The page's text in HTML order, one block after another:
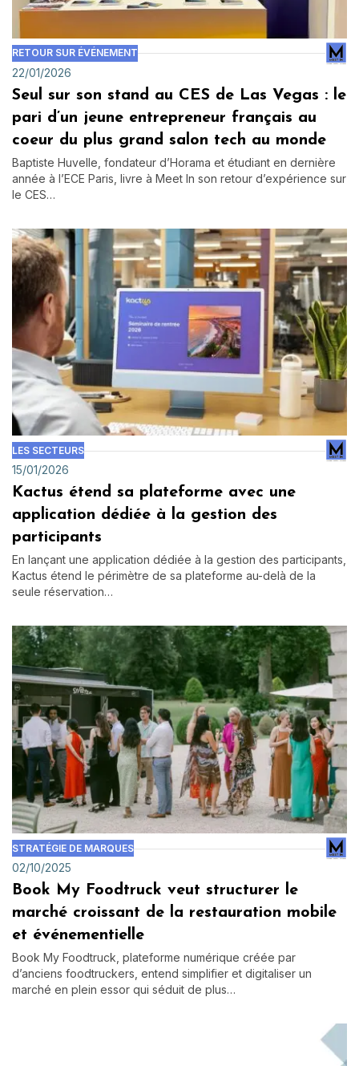
RETOUR SUR ÉVÉNEMENT
22/01/2026
Seul sur son stand au CES de Las Vegas : le
pari d’un jeune entrepreneur français au
coeur du plus grand salon tech au monde
Baptiste Huvelle, fondateur d’Horama et étudiant en dernière
année à l’ECE Paris, livre à Meet In son retour d’expérience sur
le CES…
LES SECTEURS
15/01/2026
Kactus étend sa plateforme avec une
application dédiée à la gestion des
participants
En lançant une application dédiée à la gestion des participants,
Kactus étend le périmètre de sa plateforme au-delà de la
seule réservation…
STRATÉGIE DE MARQUES
02/10/2025
Book My Foodtruck veut structurer le
marché croissant de la restauration mobile
et événementielle
Book My Foodtruck, plateforme numérique créée par
d’anciens foodtruckers, entend simplifier et digitaliser un
marché en plein essor qui séduit de plus…